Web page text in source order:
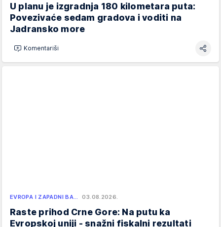
U planu je izgradnja 180 kilometara puta:
Povezivaće sedam gradova i voditi na
Jadransko more
Komentariši
EVROPA I ZAPADNI BA… 03.08.2026.
Raste prihod Crne Gore: Na putu ka
Evropskoj uniji - snažni fiskalni rezultati